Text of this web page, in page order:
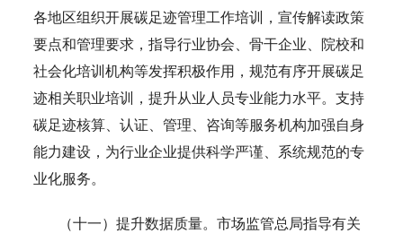
各地区组织开展碳足迹管理工作培训，宣传解读政策
要点和管理要求，指导行业协会、骨干企业、院校和
社会化培训机构等发挥积极作用，规范有序开展碳足
迹相关职业培训，提升从业人员专业能力水平。支持
碳足迹核算、认证、管理、咨询等服务机构加强自身
能力建设，为行业企业提供科学严谨、系统规范的专
业化服务。
（十一）提升数据质量。市场监管总局指导有关